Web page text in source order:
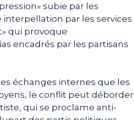
subie par les
interpellation par les services
qui provoque
encadrés par les partisans
échanges internes que les
le conflit peut déborder
qui se proclame anti-